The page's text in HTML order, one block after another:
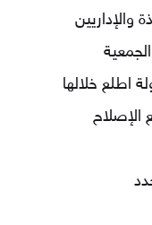
والإداريين
اطلع خلالها
الإصلاح